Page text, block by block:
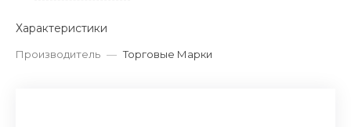
Характеристики
Производитель — Торговые Марки